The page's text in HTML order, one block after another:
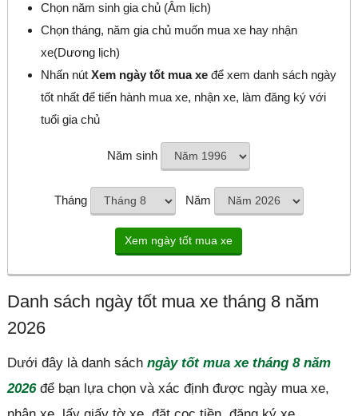
Chọn năm sinh gia chủ (Âm lịch)
Chọn tháng, năm gia chủ muốn mua xe hay nhận
xe(Dương lịch)
Nhấn nútXem ngày tốt mua xe để xem danh sách ngày
tốt nhất để tiến hành mua xe, nhận xe, làm đăng ký với
tuổi gia chủ
Năm sinh
Tháng Năm
Danh sách ngày tốt mua xe tháng 8 năm
2026
Dưới đây là danh sách ngày tốt mua xe tháng 8 năm
2026để bạn lựa chọn và xác định được ngày mua xe,